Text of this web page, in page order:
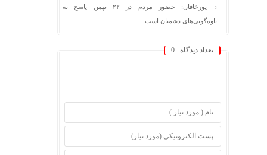
پورخاقان: حضور مردم در ۲۲ بهمن پاسخ به
یاوه‌گویی‌های دشمنان است
تعداد دیدگاه : 0